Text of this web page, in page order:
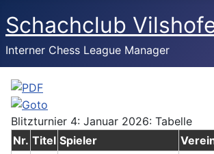
Schachclub
Interner Chess League Manager
Blitzturnier 4: Januar 2026: Tabelle
Nr. Titel Spieler